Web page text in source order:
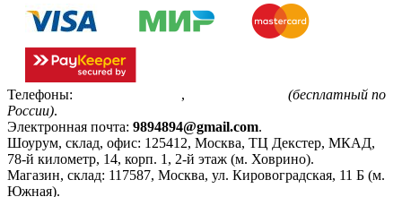
Телефоны: ,
(бесплатный по
России).
Электронная почта: 9894894@gmail.com.
Шоурум, склад, офис: 125412, Москва, ТЦ Декстер, МКАД,
78-й километр, 14, корп. 1, 2-й этаж (м. Ховрино).
Магазин, склад: 117587, Москва, ул. Кировоградская, 11 Б (м.
Южная).